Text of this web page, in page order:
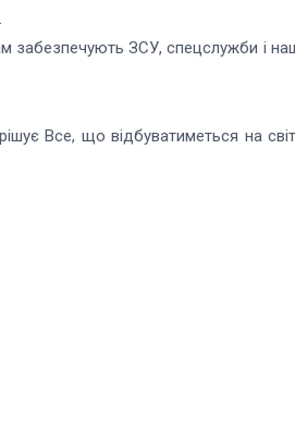
забезпечують ЗСУ, спецслужби і
Все, що відбуватиметься на